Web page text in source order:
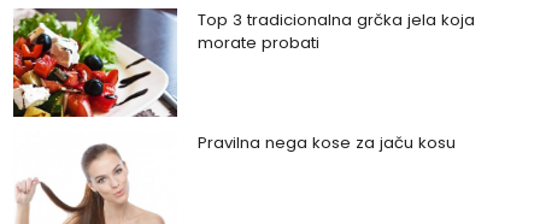
Top 3 tradicionalna grčka jela koja
morate probati
Pravilna nega kose za jaču kosu